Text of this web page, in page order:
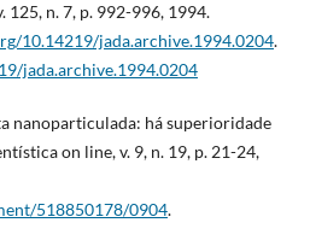
125, n. 7, p. 992-996, 1994.
10.14219/jada.archive.1994.0204.
jada.archive.1994.0204
nanoparticulada: há superioridade
on line, v. 9, n. 19, p. 21-24,
518850178/0904.